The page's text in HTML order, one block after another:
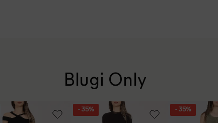
Blugi Only
- 35% - 35%